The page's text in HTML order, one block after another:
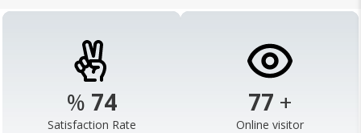
% 98
Satisfaction Rate
103 +
Online visitor